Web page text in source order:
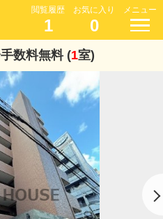
閲覧履歴
1
お気に入り
0
メニュー
数料無料 (1室)